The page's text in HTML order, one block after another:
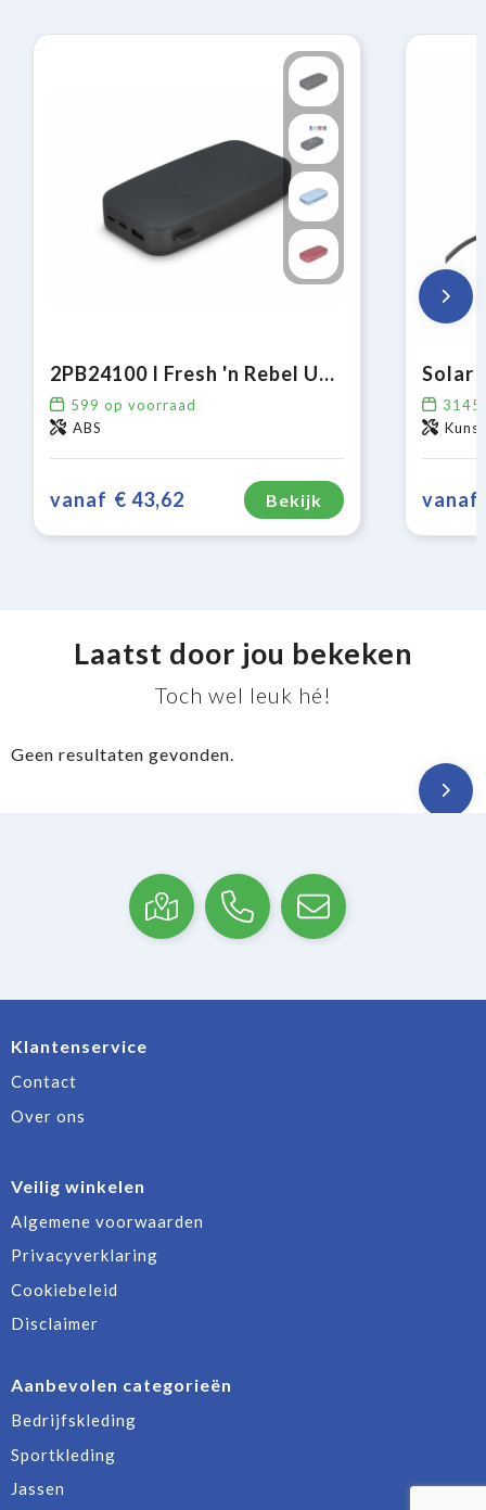
2PB24100 I Fresh 'n Rebel USB-C Powerbank 24000mAh
599 op voorraad
ABS
vanaf € 43,62 Bekijk
3145
vanaf
Laatst door jou bekeken
Toch wel leuk hé!
Geen resultaten gevonden.
Klantenservice
Contact
Over ons
Veilig winkelen
Algemene voorwaarden
Privacyverklaring
Cookiebeleid
Disclaimer
Aanbevolen categorieën
Bedrijfskleding
Sportkleding
Jassen